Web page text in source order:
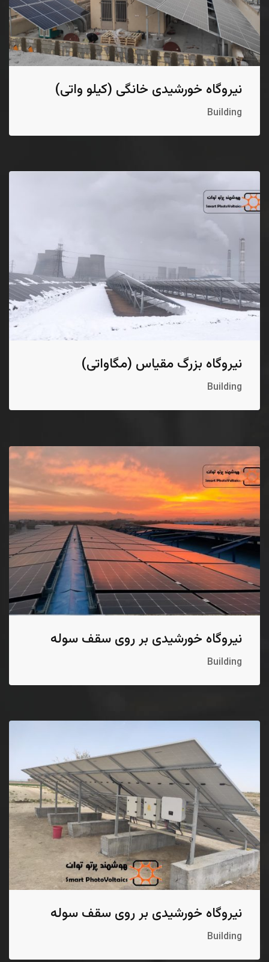
نیروگاه خورشیدی خانگی (کیلو واتی)
Building
نیروگاه بزرگ مقیاس (مگاواتی)
Building
نیروگاه خورشیدی بر روی سقف سوله
Building
نیروگاه خورشیدی بر روی سقف سوله
Building